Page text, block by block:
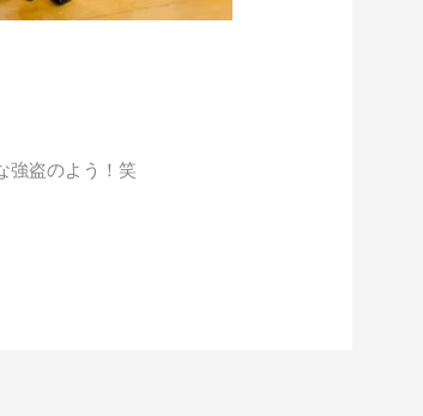
強盗のよう！笑